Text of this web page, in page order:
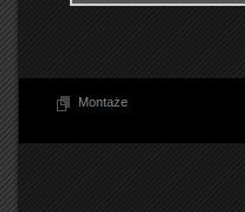
Montaże